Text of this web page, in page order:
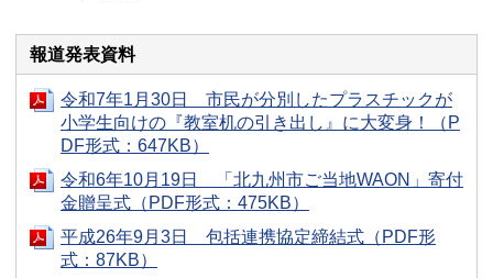
報道発表資料
令和7年1月30日 市民が分別したプラスチックが
小学生向けの『教室机の引き出し』に大変身！（P
DF形式：647KB）
令和6年10月19日 「北九州市ご当地WAON」寄付
金贈呈式（PDF形式：475KB）
平成26年9月3日 包括連携協定締結式（PDF形
式：87KB）